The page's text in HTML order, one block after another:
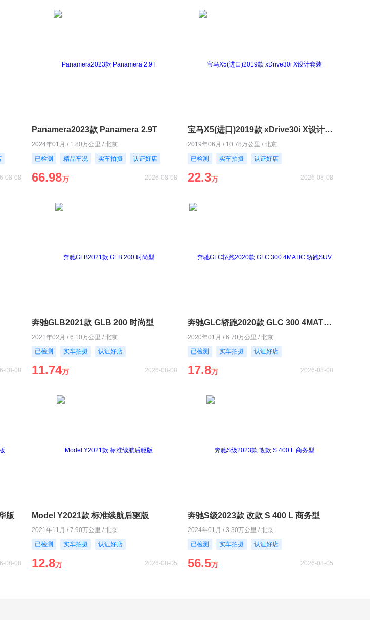
08-08
Panamera2023款 Panamera 2.9T
2024年01月 / 1.80万公里 / 北京
已检测
精品车况 实车拍摄 认证好店
66.98万 2026-08-08
宝马X5(进口)2019款 xDrive30i X设计套装
2019年06月 / 10.78万公里 / 北京
已检测
实车拍摄 认证好店
22.3万 2026-08-08
08-08
奔驰GLB2021款 GLB 200 时尚型
2021年02月 / 6.10万公里 / 北京
已检测
实车拍摄 认证好店
11.74万 2026-08-08
奔驰GLC轿跑2020款 GLC 300 4MATIC 轿跑SUV
2020年01月 / 6.70万公里 / 北京
已检测
实车拍摄 认证好店
17.8万 2026-08-08
版
08-08
Model Y2021款 标准续航后驱版
2021年11月 / 7.90万公里 / 北京
已检测
实车拍摄 认证好店
12.8万 2026-08-05
奔驰S级2023款 改款 S 400 L 商务型
2024年01月 / 3.30万公里 / 北京
已检测
实车拍摄 认证好店
56.5万 2026-08-05